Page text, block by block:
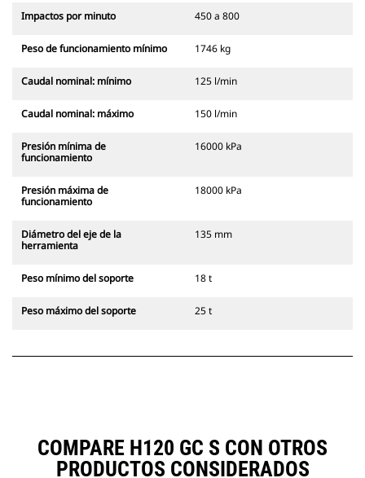
Impactos por minuto 450 a 800
Peso de funcionamiento mínimo 1746 kg
Caudal nominal: mínimo 125 l/min
Caudal nominal: máximo 150 l/min
Presión mínima de
funcionamiento
16000 kPa
Presión máxima de
funcionamiento
18000 kPa
Diámetro del eje de la
herramienta
135 mm
Peso mínimo del soporte 18 t
Peso máximo del soporte 25 t
COMPARE H120 GC S CON OTROS
PRODUCTOS CONSIDERADOS